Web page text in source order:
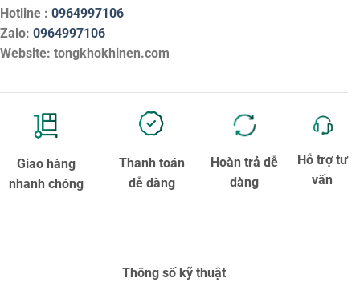
Hotline : 0964997106
Zalo: 0964997106
Website: tongkhokhinen.com
Giao hàng
nhanh chóng
Thanh toán
dễ dàng
Hoàn trả dễ
dàng
Hỗ trợ tư
vấn
Thông số kỹ thuật